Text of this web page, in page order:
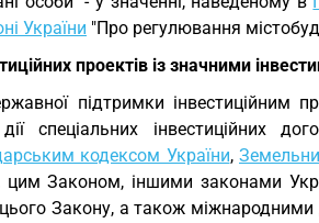
України "Про регулювання
проектів із значними
підтримки інвестиційним
спеціальних інвестиційних
кодексом України,
цим Законом, іншими законами
Закону, а також міжнародними